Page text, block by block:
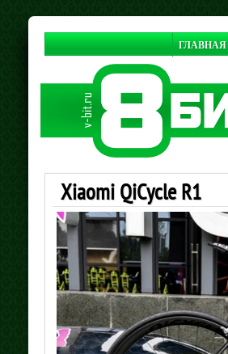
ГЛАВНАЯ
Xiaomi QiCycle R1